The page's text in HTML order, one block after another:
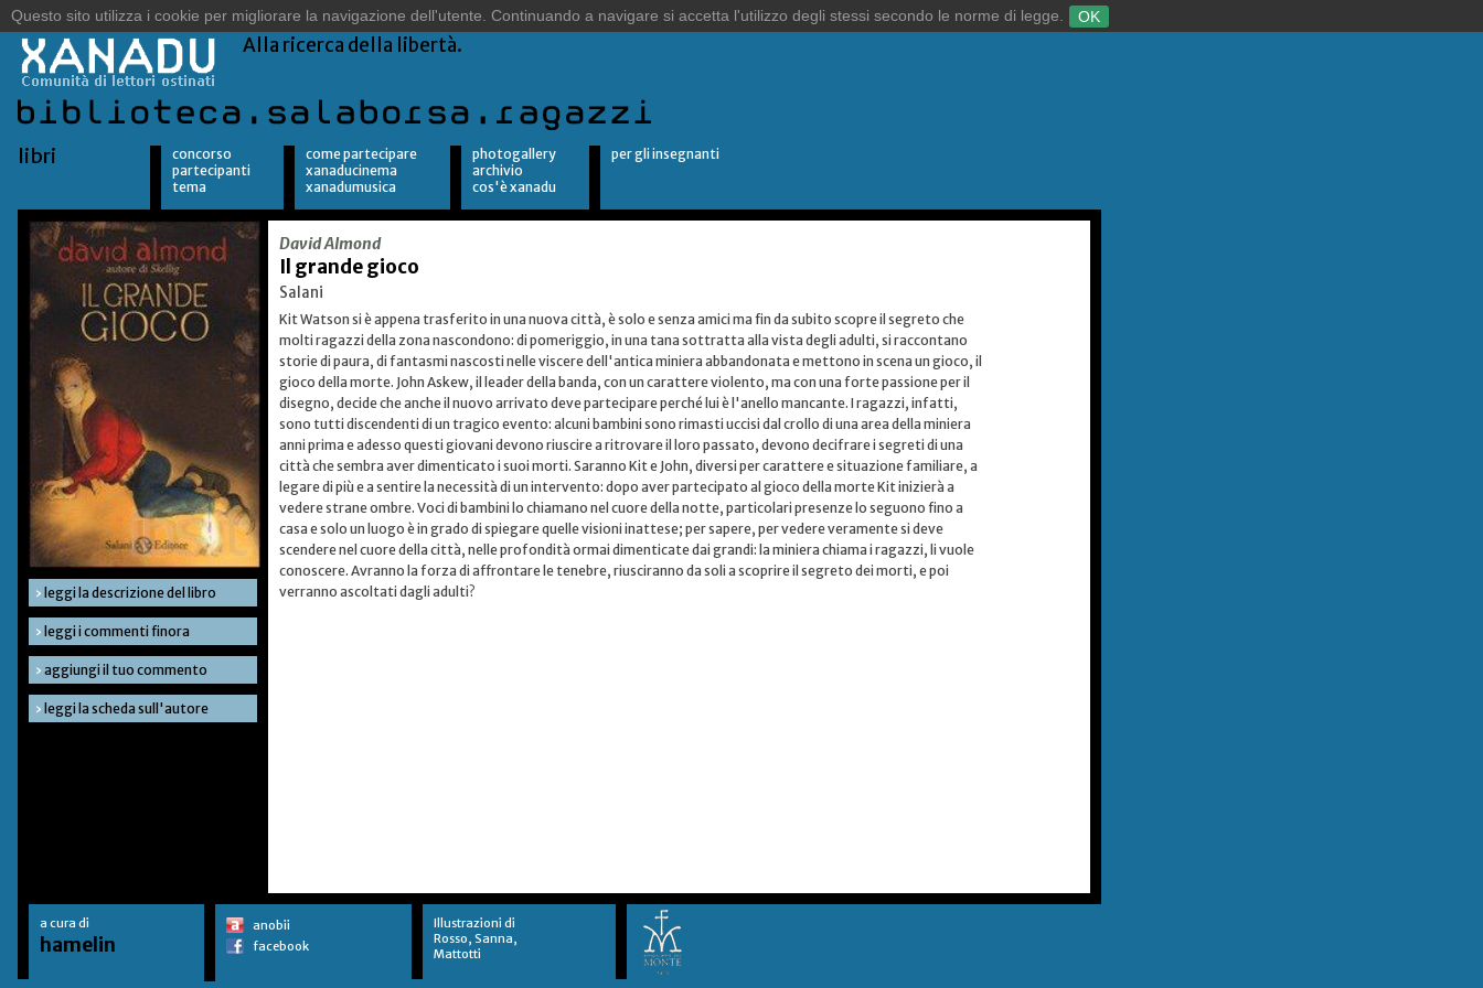
Sulle orme del vento.
Alla ricerca della libertà.
libri
concorso
partecipanti
tema
come partecipare
xanaducinema
xanadumusica
photogallery
archivio
cos'è xanadu
per gli insegnanti
› leggi la descrizione del libro
› leggi i commenti finora
› aggiungi il tuo commento
› leggi la scheda sull'autore
David Almond
Il grande gioco
Salani
Kit Watson si è appena trasferito in una nuova città, è solo e senza amici ma fin da subito scopre il segreto che
molti ragazzi della zona nascondono: di pomeriggio, in una tana sottratta alla vista degli adulti, si raccontano
storie di paura, di fantasmi nascosti nelle viscere dell'antica miniera abbandonata e mettono in scena un gioco, il
gioco della morte. John Askew, il leader della banda, con un carattere violento, ma con una forte passione per il
disegno, decide che anche il nuovo arrivato deve partecipare perché lui è l'anello mancante. I ragazzi, infatti,
sono tutti discendenti di un tragico evento: alcuni bambini sono rimasti uccisi dal crollo di una area della miniera
anni prima e adesso questi giovani devono riuscire a ritrovare il loro passato, devono decifrare i segreti di una
città che sembra aver dimenticato i suoi morti. Saranno Kit e John, diversi per carattere e situazione familiare, a
legare di più e a sentire la necessità di un intervento: dopo aver partecipato al gioco della morte Kit inizierà a
vedere strane ombre. Voci di bambini lo chiamano nel cuore della notte, particolari presenze lo seguono fino a
casa e solo un luogo è in grado di spiegare quelle visioni inattese; per sapere, per vedere veramente si deve
scendere nel cuore della città, nelle profondità ormai dimenticate dai grandi: la miniera chiama i ragazzi, li vuole
conoscere. Avranno la forza di affrontare le tenebre, riusciranno da soli a scoprire il segreto dei morti, e poi
verranno ascoltati dagli adulti?
a cura di
hamelin
anobii
facebook
Illustrazioni di
Rosso, Sanna,
Mattotti